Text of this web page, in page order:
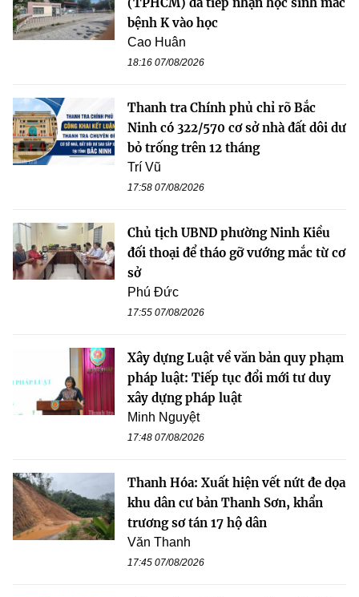
bệnh K vào học
Cao Huân
18:16 07/08/2026
Thanh tra Chính phủ chỉ rõ Bắc
Ninh có 322/570 cơ sở nhà đất dôi dư
bỏ trống trên 12 tháng
Trí Vũ
17:58 07/08/2026
Chủ tịch UBND phường Ninh Kiều
đối thoại để tháo gỡ vướng mắc từ cơ
sở
Phú Đức
17:55 07/08/2026
Xây dựng Luật về văn bản quy phạm
pháp luật: Tiếp tục đổi mới tư duy
xây dựng pháp luật
Minh Nguyệt
17:48 07/08/2026
Thanh Hóa: Xuất hiện vết nứt đe dọa
khu dân cư bản Thanh Sơn, khẩn
trương sơ tán 17 hộ dân
Văn Thanh
17:45 07/08/2026